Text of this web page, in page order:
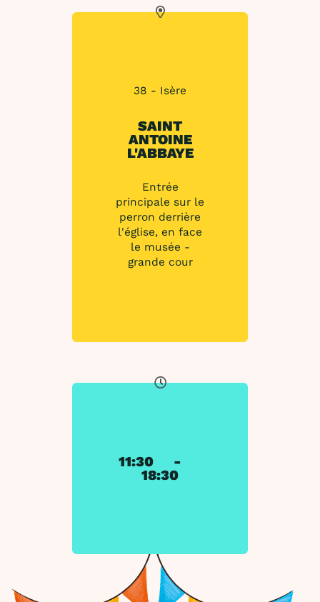
38 - Isère
SAINT
ANTOINE
L'ABBAYE
Entrée
principale sur le
perron derrière
l'église, en face
le musée -
grande cour
11:30
-
18:30